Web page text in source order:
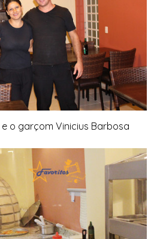
o garçom Vinicius Barbosa